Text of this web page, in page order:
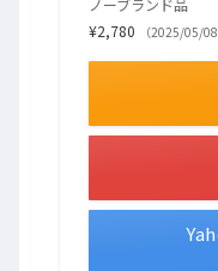
ノーブランド品
¥2,780
（2025/05/